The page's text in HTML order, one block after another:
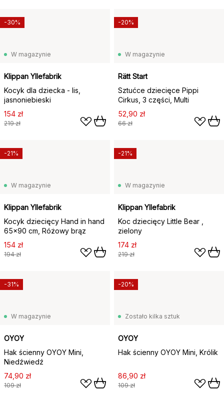
W magazynie
Klippan Yllefabrik
Kocyk dla dziecka - lis,
jasnoniebieski
154 zł
219 zł
-30%
W magazynie
Rätt Start
Sztućce dziecięce Pippi
Cirkus, 3 części, Multi
52,90 zł
66 zł
-20%
W magazynie
Klippan Yllefabrik
Kocyk dziecięcy Hand in hand
65x90 cm, Różowy brąz
154 zł
194 zł
-21%
W magazynie
Klippan Yllefabrik
Koc dziecięcy Little Bear ,
zielony
174 zł
219 zł
-21%
W magazynie
OYOY
Hak ścienny OYOY Mini,
Niedźwiedź
74,90 zł
109 zł
-31%
Zostało kilka sztuk
OYOY
Hak ścienny OYOY Mini, Królik
86,90 zł
109 zł
-20%